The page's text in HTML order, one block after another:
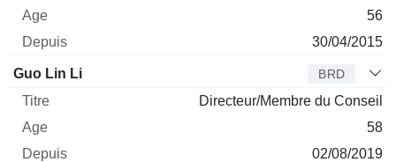
56
30/04/2015
Guo Lin Li BRD
Directeur/Membre du Conseil
58
02/08/2019